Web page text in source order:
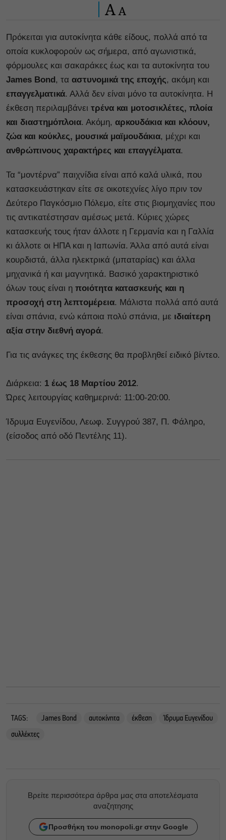
A A
Πρόκειται για αυτοκίνητα κάθε είδους, πολλά από τα
οποία κυκλοφορούν ως σήμερα, από αγωνιστικά,
φόρμουλες και σακαράκες έως και τα αυτοκίνητα του
James Bond, τα αστυνομικά της εποχής, ακόμη και
επαγγελματικά. Αλλά δεν είναι μόνο τα αυτοκίνητα. Η
έκθεση περιλαμβάνει τρένα και μοτοσικλέτες, πλοία
και διαστημόπλοια. Ακόμη, αρκουδάκια και κλόουν,
ζώα και κούκλες, μουσικά μαϊμουδάκια, μέχρι και
ανθρώπινους χαρακτήρες και επαγγέλματα.
Τα “μοντέρνα” παιχνίδια είναι από καλά υλικά, που
κατασκευάστηκαν είτε σε οικοτεχνίες λίγο πριν τον
Δεύτερο Παγκόσμιο Πόλεμο, είτε στις βιομηχανίες που
τις αντικατέστησαν αμέσως μετά. Κύριες χώρες
κατασκευής τους ήταν άλλοτε η Γερμανία και η Γαλλία
κι άλλοτε οι ΗΠΑ και η Ιαπωνία. Άλλα από αυτά είναι
κουρδιστά, άλλα ηλεκτρικά (μπαταρίας) και άλλα
μηχανικά ή και μαγνητικά. Βασικό χαρακτηριστικό
όλων τους είναι η ποιότητα κατασκευής και η
προσοχή στη λεπτομέρεια. Μάλιστα πολλά από αυτά
είναι σπάνια, ενώ κάποια πολύ σπάνια, με ιδιαίτερη
αξία στην διεθνή αγορά.
Για τις ανάγκες της έκθεσης θα προβληθεί ειδικό βίντεο.
Διάρκεια: 1 έως 18 Μαρτίου 2012.
Ώρες λειτουργίας καθημερινά: 11:00-20:00.
Ίδρυμα Ευγενίδου, Λεωφ. Συγγρού 387, Π. Φάληρο,
(είσοδος από οδό Πεντέλης 11).
TAGS: James Bond αυτοκίνητα έκθεση
Ίδρυμα Ευγενίδου
συλλέκτες
Βρείτε περισσότερα άρθρα μας στα αποτελέσματα
αναζητησης
Προσθήκη του monopoli.gr στην Google